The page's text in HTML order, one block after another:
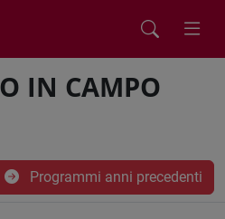
IN CAMPO
Programmi anni precedenti